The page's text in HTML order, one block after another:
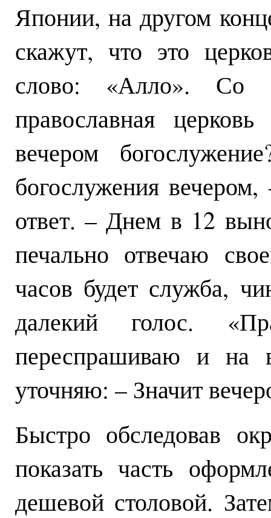
Японии, на другом
скажут, что это
слово: «Алло». Со
православная
вечером
богослужения
ответ. – Днем в 12
печально отвечаю
часов будет служба,
далекий голос.
переспрашиваю и на
уточняю: – Значит
Быстро обследовав
показать часть
дешевой столовой.